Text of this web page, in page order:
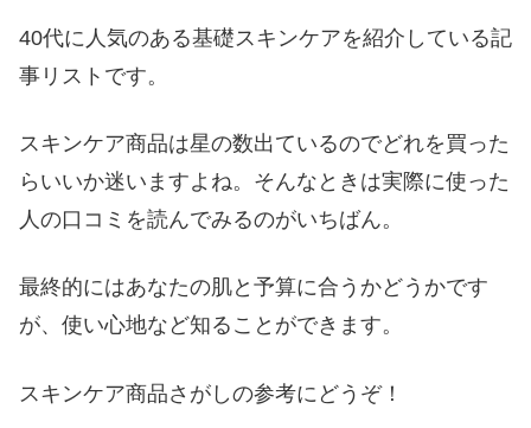
40代に人気のある基礎スキンケアを紹介している記
事リストです。
スキンケア商品は星の数出ているのでどれを買った
らいいか迷いますよね。そんなときは実際に使った
人の口コミを読んでみるのがいちばん。
最終的にはあなたの肌と予算に合うかどうかです
が、使い心地など知ることができます。
スキンケア商品さがしの参考にどうぞ！